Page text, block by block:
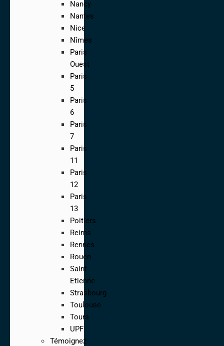
Nancy
Nantes
Nice
Nîmes
Paris
Ouest
Paris
5
Paris
6
Paris
7
Paris
11
Paris
12
Paris
13
Poitiers
Reims
Rennes
Rouen
Saint
Etienne
Strasbourg
Toulouse
Tours
UPF
Témoignez